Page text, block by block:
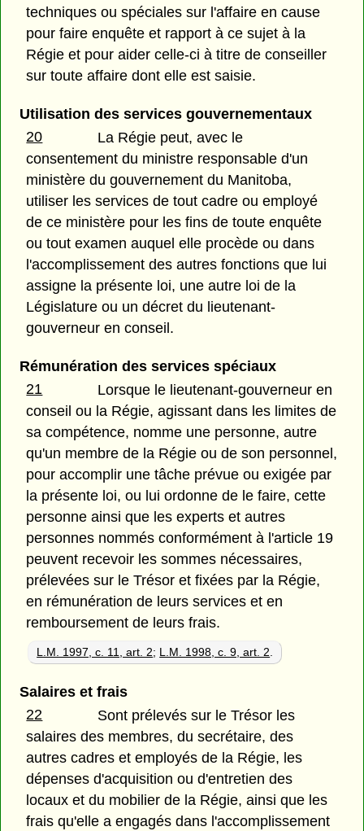
techniques ou spéciales sur l'affaire en cause
pour faire enquête et rapport à ce sujet à la
Régie et pour aider celle-ci à titre de conseiller
sur toute affaire dont elle est saisie.
Utilisation des services gouvernementaux
20
La Régie peut, avec le
consentement du ministre responsable d'un
ministère du gouvernement du Manitoba,
utiliser les services de tout cadre ou employé
de ce ministère pour les fins de toute enquête
ou tout examen auquel elle procède ou dans
l'accomplissement des autres fonctions que lui
assigne la présente loi, une autre loi de la
Législature ou un décret du lieutenant-
gouverneur en conseil.
Rémunération des services spéciaux
21
Lorsque le lieutenant-gouverneur en
conseil ou la Régie, agissant dans les limites de
sa compétence, nomme une personne, autre
qu'un membre de la Régie ou de son personnel,
pour accomplir une tâche prévue ou exigée par
la présente loi, ou lui ordonne de le faire, cette
personne ainsi que les experts et autres
personnes nommés conformément à l'article 19
peuvent recevoir les sommes nécessaires,
prélevées sur le Trésor et fixées par la Régie,
en rémunération de leurs services et en
remboursement de leurs frais.
L.M. 1997, c. 11, art. 2; L.M. 1998, c. 9, art. 2
Salaires et frais
22
Sont prélevés sur le Trésor les
salaires des membres, du secrétaire, des
autres cadres et employés de la Régie, les
dépenses d'acquisition ou d'entretien des
locaux et du mobilier de la Régie, ainsi que les
frais qu'elle a engagés dans l'accomplissement